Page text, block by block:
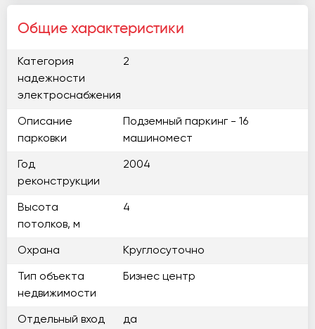
Общие характеристики
Категория
надежности
электроснабжения
2
Описание
парковки
Подземный паркинг - 16
машиномест
Год
реконструкции
2004
Высота
потолков, м
4
Охрана Круглосуточно
Тип объекта
недвижимости
Бизнес центр
Отдельный вход да